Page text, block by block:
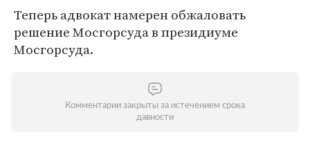
Теперь адвокат намерен обжаловать
решение Мосгорсуда в президиуме
Мосгорсуда.
Комментарии закрыты за истечением срока
давности